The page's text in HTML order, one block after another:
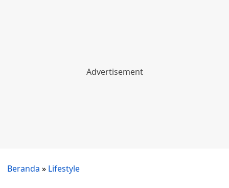
Beranda » Lifestyle